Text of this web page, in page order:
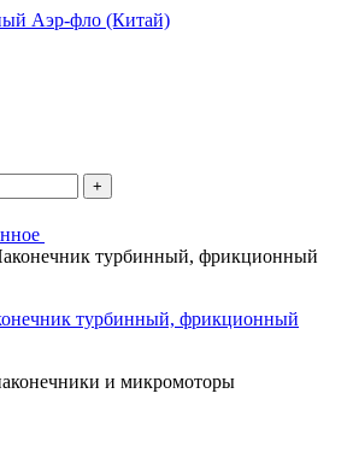
Аэр-фло (Китай)
+
турбинный, фрикционный
и микромоторы